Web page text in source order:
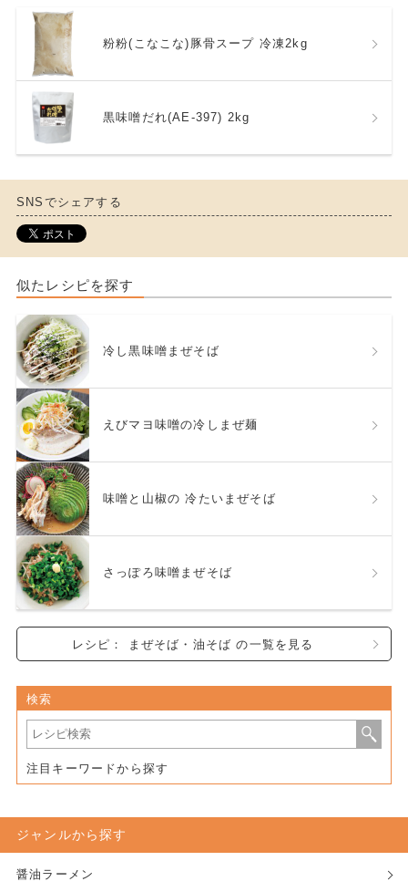
粉粉(こなこな)豚骨スープ 冷凍2kg
黒味噌だれ(AE-397) 2kg
SNSでシェアする
似たレシピを探す
冷し黒味噌まぜそば
えびマヨ味噌の冷しまぜ麺
味噌と山椒の 冷たいまぜそば
さっぽろ味噌まぜそば
レシピ： まぜそば・油そば の一覧を見る
検索
注目キーワードから探す
ジャンルから探す
醤油ラーメン